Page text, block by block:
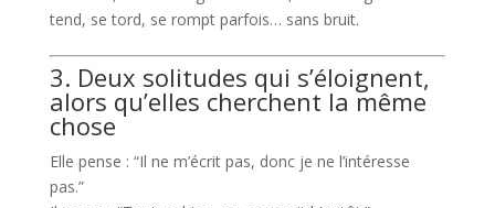
tend, se tord, se rompt parfois… sans bruit.
3. Deux solitudes qui s’éloignent,
alors qu’elles cherchent la même
chose
Elle pense : “Il ne m’écrit pas, donc je ne l’intéresse
pas.”